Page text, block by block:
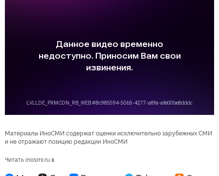
Материалы ИноСМИ содержат оценки исключительно зарубежных СМИ
и не отражают позицию редакции ИноСМИ
Читать inosmi.ru в